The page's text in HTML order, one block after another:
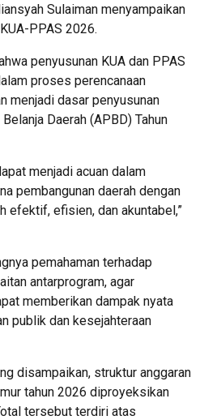
Sulaiman menyampaikan
PPAS 2026.
penyusunan KUA dan PPAS
proses perencanaan
menjadi dasar penyusunan
Daerah (APBD) Tahun
menjadi acuan dalam
pembangunan daerah dengan
efektif, efisien, dan akuntabel,”
pemahaman terhadap
antarprogram, agar
memberikan dampak nyata
publik dan kesejahteraan
disampaikan, struktur anggaran
tahun 2026 diproyeksikan
tersebut terdiri atas